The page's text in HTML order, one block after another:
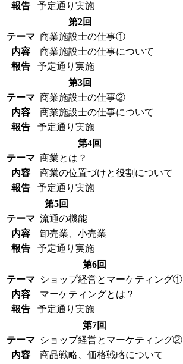
報告
予定通り実施
第2回
テーマ 商業施設士の仕事①
内容
商業施設士の仕事について
報告
予定通り実施
第3回
テーマ 商業施設士の仕事②
内容
商業施設士の仕事について
報告
予定通り実施
第4回
テーマ 商業とは？
内容
商業の位置づけと役割について
報告
予定通り実施
第5回
テーマ 流通の機能
内容
卸売業、小売業
報告
予定通り実施
第6回
テーマ
ショップ経営とマーケティング①
内容
マーケティングとは？
報告
予定通り実施
第7回
テーマ
ショップ経営とマーケティング②
内容
商品戦略、価格戦略について